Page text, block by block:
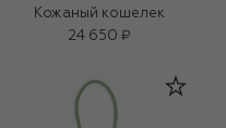
Кожаный кошелек
24 650 ₽